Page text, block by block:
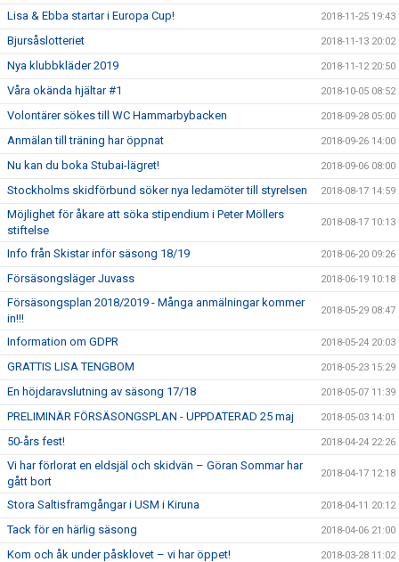
Lisa & Ebba startar i Europa Cup! 2018-11-25 19:43
Bjursåslotteriet 2018-11-13 20:02
Nya klubbkläder 2019 2018-11-12 20:50
Våra okända hjältar #1 2018-10-05 08:52
Volontärer sökes till WC Hammarbybacken 2018-09-28 05:00
Anmälan till träning har öppnat 2018-09-26 14:00
Nu kan du boka Stubai-lägret! 2018-09-06 08:00
Stockholms skidförbund söker nya ledamöter till styrelsen 2018-08-17 14:59
Möjlighet för åkare att söka stipendium i Peter Möllers
stiftelse
2018-08-17 10:13
Info från Skistar inför säsong 18/19 2018-06-20 09:26
Försäsongsläger Juvass 2018-06-19 10:18
Försäsongsplan 2018/2019 - Många anmälningar kommer
in!!!
2018-05-29 08:47
Information om GDPR 2018-05-24 20:03
GRATTIS LISA TENGBOM 2018-05-23 15:29
En höjdaravslutning av säsong 17/18 2018-05-07 11:39
PRELIMINÄR FÖRSÄSONGSPLAN - UPPDATERAD 25 maj 2018-05-03 14:01
50-års fest! 2018-04-24 22:26
Vi har förlorat en eldsjäl och skidvän – Göran Sommar har
gått bort
2018-04-17 12:18
Stora Saltisframgångar i USM i Kiruna 2018-04-11 20:12
Tack för en härlig säsong 2018-04-06 21:00
Kom och åk under påsklovet – vi har öppet! 2018-03-28 11:02